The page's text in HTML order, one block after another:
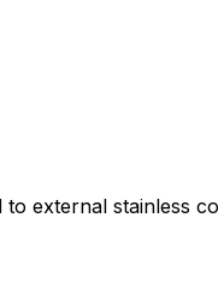
external stainless